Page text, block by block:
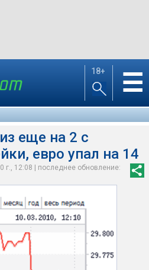
18+ ☰
еще на 2 с
евро упал на 14
г., 12:08 | последнее обновление: